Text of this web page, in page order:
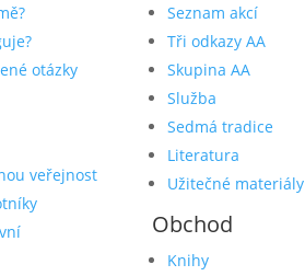
otázky
veřejnost
Seznam akcí
Tři odkazy AA
Skupina AA
Služba
Sedmá tradice
Literatura
Užitečné materiály
Obchod
Knihy